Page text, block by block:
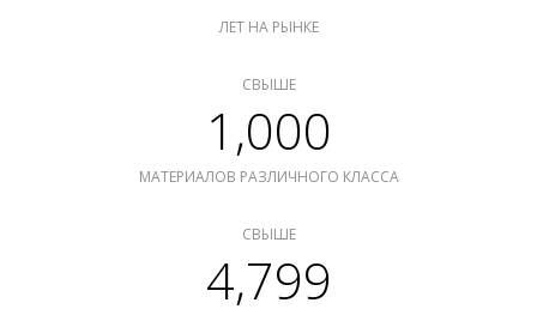
ЛЕТ НА РЫНКЕ
СВЫШЕ
1,000
МАТЕРИАЛОВ РАЗЛИЧНОГО КЛАССА
СВЫШЕ
4,799